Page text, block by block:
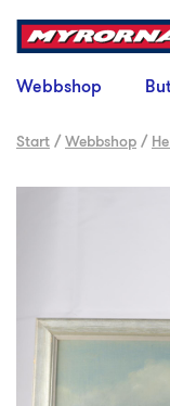
Webbshop
Start /Webbshop /